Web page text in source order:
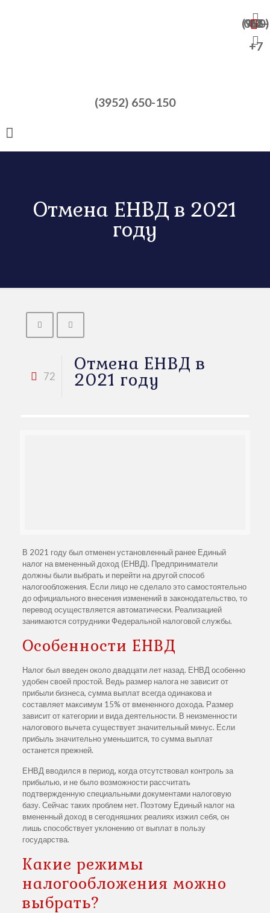
+7 (950) 065-47-82
+7
(3952) 650-150
Отмена ЕНВД в 2021
году
72
Отмена ЕНВД в
2021 году
В 2021 году был отменен установленный ранее Единый
налог на вмененный доход (ЕНВД). Предприниматели
должны были выбрать и перейти на другой способ
налогообложения. Если лицо не сделало это самостоятельно
до официального внесения изменений в законодательство, то
перевод осуществляется автоматически. Реализацией
занимаются сотрудники Федеральной налоговой службы.
Особенности ЕНВД
Налог был введен около двадцати лет назад. ЕНВД особенно
удобен своей простой. Ведь размер налога не зависит от
прибыли бизнеса, сумма выплат всегда одинакова и
составляет максимум 15% от вмененного дохода. Размер
зависит от категории и вида деятельности. В неизменности
налогового вычета существует значительный минус. Если
прибыль значительно уменьшится, то сумма выплат
останется прежней.
ЕНВД вводился в период, когда отсутствовал контроль за
прибылью, и не было возможности рассчитать
подтвержденную специальными документами налоговую
базу. Сейчас таких проблем нет. Поэтому Единый налог на
вмененный доход в сегодняшних реалиях изжил себя, он
лишь способствует уклонению от выплат в пользу
государства.
Какие режимы
налогообложения можно
выбрать?